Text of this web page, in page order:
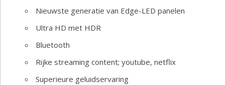
Nieuwste generatie van Edge-LED panelen
Ultra HD met HDR
Bluetooth
Rijke streaming content; youtube, netflix
Superieure geluidservaring